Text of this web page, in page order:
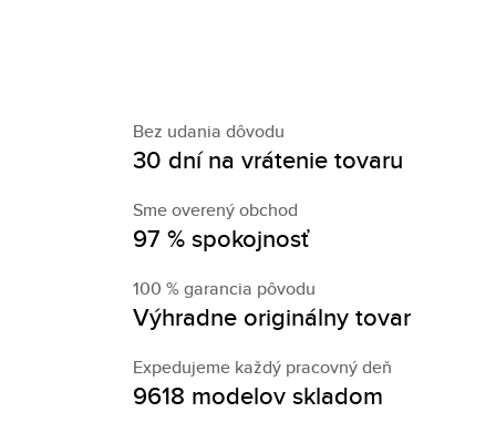
Bez udania dôvodu
30 dní na vrátenie tovaru
Sme overený obchod
97 % spokojnosť
100 % garancia pôvodu
Výhradne originálny tovar
Expedujeme každý pracovný deň
9618 modelov skladom